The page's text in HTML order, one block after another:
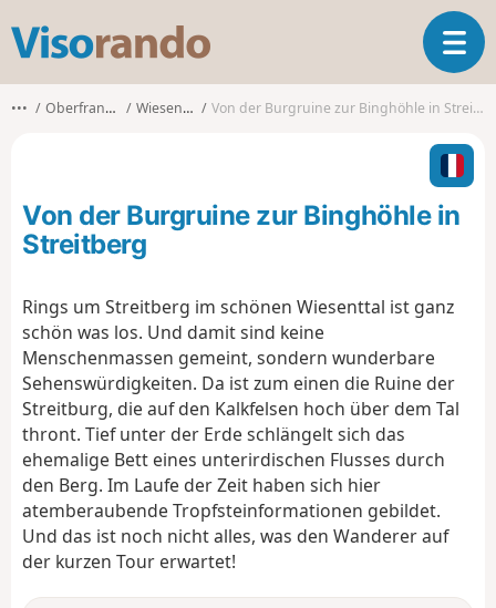
s
o
o
T
o
g
l
n
a
a
o
n
••• Oberfranken Wiesenttal Von der Burgruine zur Binghöhle in Streitberg
Von der Burgruine zur Binghöhle in
Streitberg
Rings um Streitberg im schönen Wiesenttal ist ganz
schön was los. Und damit sind keine
Menschenmassen gemeint, sondern wunderbare
Sehenswürdigkeiten. Da ist zum einen die Ruine der
Streitburg, die auf den Kalkfelsen hoch über dem Tal
thront. Tief unter der Erde schlängelt sich das
ehemalige Bett eines unterirdischen Flusses durch
den Berg. Im Laufe der Zeit haben sich hier
atemberaubende Tropfsteinformationen gebildet.
Und das ist noch nicht alles, was den Wanderer auf
der kurzen Tour erwartet!